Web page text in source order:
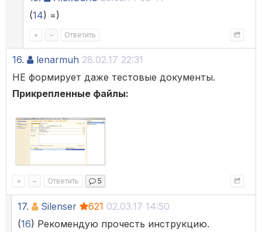
(14) =)
+ – Ответить
16. lenarmuh 28.02.17 22:31
НЕ формирует даже тестовые документы.
Прикрепленные файлы:
+ – Ответить 5
17. Silenser 621 02.03.17 14:50
(16) Рекомендую прочесть инструкцию.